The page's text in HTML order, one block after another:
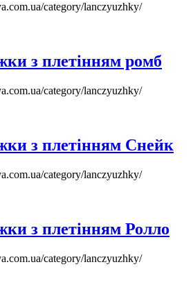
category/lanczyuzhky/
з плетінням ромб
category/lanczyuzhky/
з плетінням Снейк
category/lanczyuzhky/
з плетінням Ролло
category/lanczyuzhky/